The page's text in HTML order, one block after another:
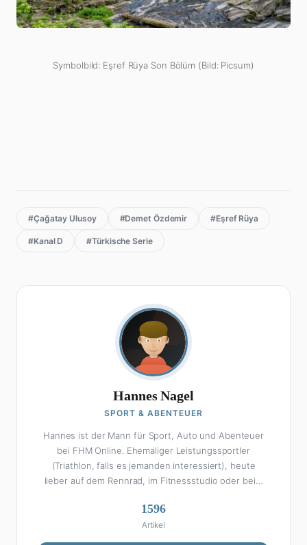
Symbolbild: Eşref Rüya Son Bölüm (Bild: Picsum)
#Çağatay Ulusoy #Demet Özdemir #Eşref Rüya
#Kanal D #Türkische Serie
Hannes Nagel
SPORT & ABENTEUER
Hannes ist der Mann für Sport, Auto und Abenteuer
bei FHM Online. Ehemaliger Leistungssportler
(Triathlon, falls es jemanden interessiert), heute
lieber auf dem Rennrad, im Fitnessstudio oder beim
enzyklopädisch: Egal ob Bundesliga-Analyse, Formel 1,
UFC oder Olympia – Hannes liefert fundierte
Einschätzungen mit der Leidenschaft eines echten
1596
Artikel